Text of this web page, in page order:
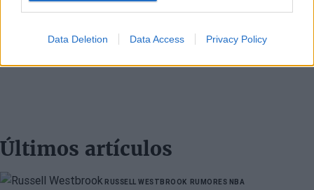
Data Deletion Data Access Privacy Policy
Últimos artículos
RUSSELL WESTBROOK RUMORES NBA